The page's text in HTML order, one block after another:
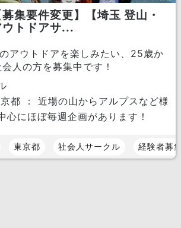
募集要件変更】【埼玉 登山・
ウトドアサ...
アウトドアを楽しみたい、25歳か
人の方を募集中です！
都 ： 近場の山からアルプスなど様
心にほぼ毎週企画があります！
東京都 社会人サークル 経験者募